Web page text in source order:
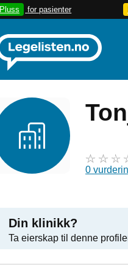
Pluss for pasienter
0
Din klinikk?
Ta eierskap til denne